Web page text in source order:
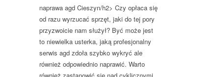
naprawa agd Cieszyn/h2> Czy opłaca się
od razu wyrzucać sprzęt, jaki do tej pory
przyzwoicie nam służył? Być może jest
to niewielka usterka, jaką profesjonalny
serwis agd zdoła szybko wykryć ale
również odpowiednio naprawić. Warto